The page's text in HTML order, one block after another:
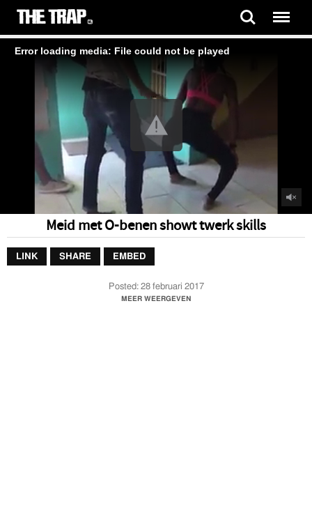
Error loading media: File could not be played
Meid met O-benen showt twerk skills
LINK SHARE EMBED
Posted:28 februari 2017
Meid met O-benen showt twerk skills
MEER WEERGEVEN